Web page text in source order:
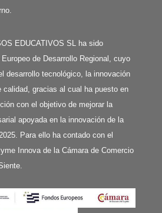
EDUCATIVOS SL ha sido
de Desarrollo Regional, cuyo
desarrollo tecnológico, la innovación
calidad, gracias al cual ha puesto en
con el objetivo de mejorar la
apoyada en la innovación de la
Para ello ha contado con el
Innova de la Cámara de Comercio